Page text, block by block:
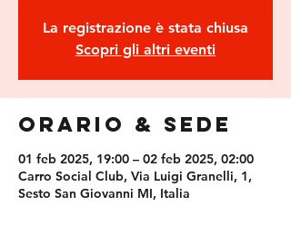
La registrazione è stata chiusa
Scopri gli altri eventi
Orario & Sede
01 feb 2025, 19:00 – 02 feb 2025, 02:00
Carro Social Club, Via Luigi Granelli, 1,
Sesto San Giovanni MI, Italia